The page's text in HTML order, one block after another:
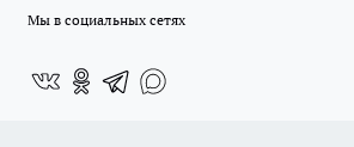
Мы в социальных сетях